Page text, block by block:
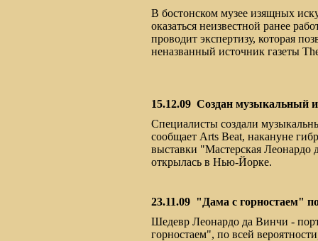
В бостонском музее изящных
оказаться неизвестной ранее
проводит экспертизу, которая
неназванный источник газеты
15.12.09 Создан музыкальный
Специалисты создали
сообщает Arts Beat, накануне
выставки "Мастерская Леонардо
открылась в Нью-Йорке.
23.11.09 "Дама с горностаем"
Шедевр Леонардо да Винчи -
горностаем", по всей